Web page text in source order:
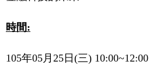
時間:
105年05 月25日(三) 10:00~12:00